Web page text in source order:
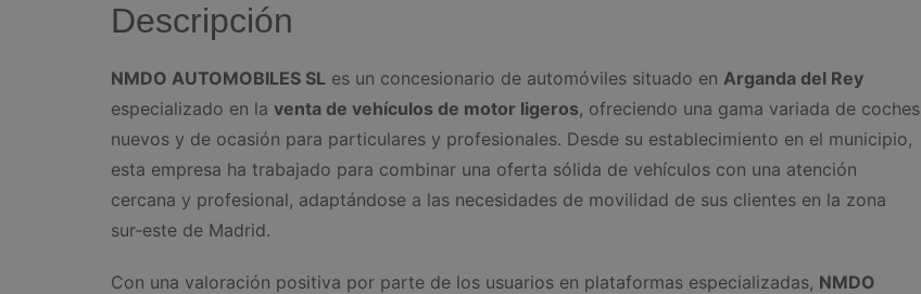
Descripción
NMDO AUTOMOBILES SL es un concesionario de automóviles situado en Arganda del Rey
especializado en la venta de vehículos de motor ligeros, ofreciendo una gama variada de coches
nuevos y de ocasión para particulares y profesionales. Desde su establecimiento en el municipio,
esta empresa ha trabajado para combinar una oferta sólida de vehículos con una atención
cercana y profesional, adaptándose a las necesidades de movilidad de sus clientes en la zona
sur‑este de Madrid.
Con una valoración positiva por parte de los usuarios en plataformas especializadas, NMDO